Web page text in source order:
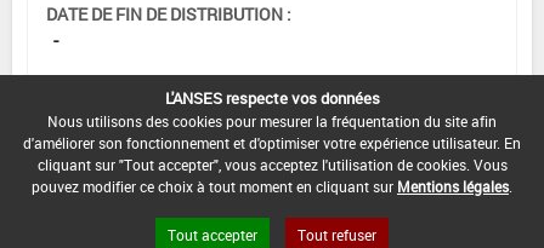
DATE DE FIN DE DISTRIBUTION :
-
DATE DE FIN D'UTILISATION :
-
L'ANSES respecte vos données
Nous utilisons des cookies pour mesurer la fréquentation du site afin
d'améliorer son fonctionnement et d'optimiser votre expérience utilisateur. En
cliquant sur "Tout accepter", vous acceptez l'utilisation de cookies. Vous
pouvez modifier ce choix à tout moment en cliquant sur Mentions légales
Tout accepter Tout refuser